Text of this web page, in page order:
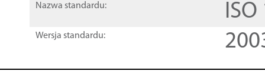
Nazwa standardu:
Wersja standardu: